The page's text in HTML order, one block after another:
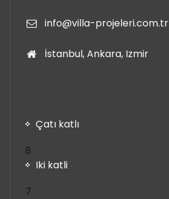
info@villa-projeleri.com.tr
İstanbul, Ankara, Izmir
Çatı katlı
8
ürün
Iki katli
7